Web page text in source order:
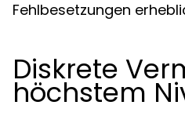
Fehlbesetzungen
Diskrete
höchstem